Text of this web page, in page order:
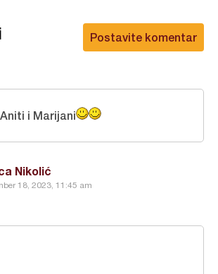
Postavite komentar
Nikolić
18, 2023, 11:45 am
i Marijani